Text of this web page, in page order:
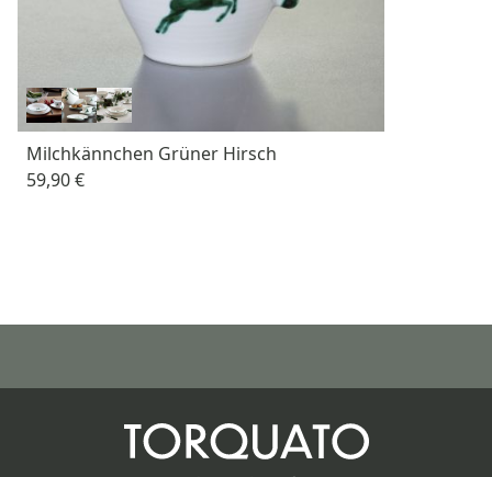
Milchkännchen Grüner Hirsch
59,90 €